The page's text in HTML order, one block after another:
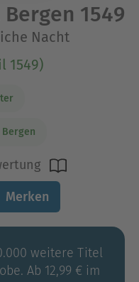
1549
Nacht
1549)
Merken
weitere Titel
Ab 12,99 € im